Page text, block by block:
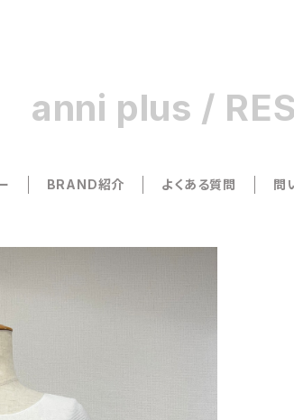
anni plus /
BRAND紹介 よくある質問 問